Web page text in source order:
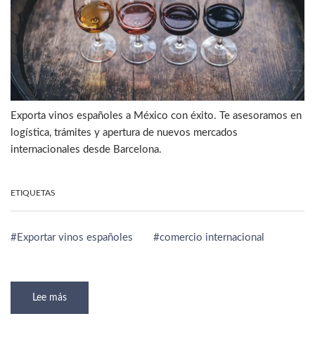
Exporta vinos españoles a México con éxito. Te asesoramos en
logística, trámites y apertura de nuevos mercados
internacionales desde Barcelona.
ETIQUETAS
Exportar vinos españoles comercio internacional
Lee más